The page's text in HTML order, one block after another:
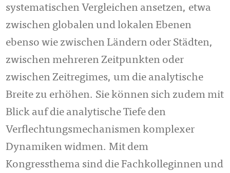
systematischen Vergleichen ansetzen, etwa
zwischen globalen und lokalen Ebenen
ebenso wie zwischen Ländern oder Städten,
zwischen mehreren Zeitpunkten oder
zwischen Zeitregimes, um die analytische
Breite zu erhöhen. Sie können sich zudem mit
Blick auf die analytische Tiefe den
Verflechtungsmechanismen komplexer
Dynamiken widmen. Mit dem
Kongressthema sind die Fachkolleginnen und